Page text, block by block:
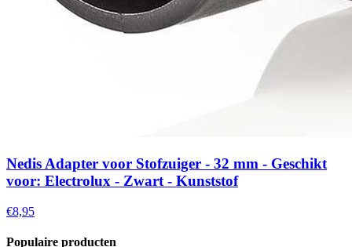
Nedis Adapter voor Stofzuiger - 32 mm - Geschikt
voor: Electrolux - Zwart - Kunststof
€8,95
Populaire producten